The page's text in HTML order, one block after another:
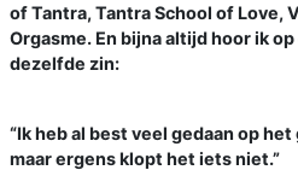
of Tantra, Tantra School of Love,
Orgasme. En bijna altijd hoor ik
dezelfde zin:
“Ik heb al best veel gedaan op
maar ergens klopt het iets niet.”